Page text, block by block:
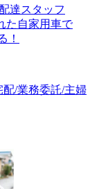
達スタッフ
た自家用車で
！
/業務委託/主婦